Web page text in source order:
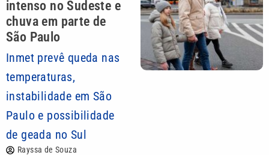
intenso no Sudeste e
chuva em parte de
São Paulo
Inmet prevê queda nas
temperaturas,
instabilidade em São
Paulo e possibilidade
de geada no Sul
Rayssa de Souza